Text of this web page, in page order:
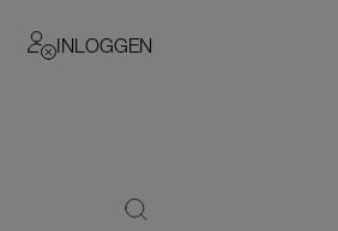
INLOGGEN